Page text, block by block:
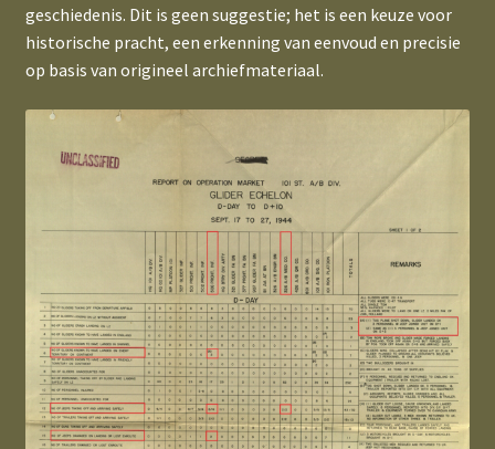
geschiedenis. Dit is geen suggestie; het is een keuze voor
historische pracht, een erkenning van eenvoud en precisie
op basis van origineel archiefmateriaal.